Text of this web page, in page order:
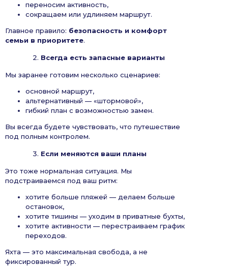
переносим активность,
сокращаем или удлиняем маршрут.
Главное правило: безопасность и комфорт
семьи в приоритете.
Всегда есть запасные варианты
Мы заранее готовим несколько сценариев:
основной маршрут,
альтернативный — «штормовой»,
гибкий план с возможностью замен.
Вы всегда будете чувствовать, что путешествие
под полным контролем.
Если меняются ваши планы
Это тоже нормальная ситуация. Мы
подстраиваемся под ваш ритм:
хотите больше пляжей — делаем больше
остановок,
хотите тишины — уходим в приватные бухты,
хотите активности — перестраиваем график
переходов.
Яхта — это максимальная свобода, а не
фиксированный тур.